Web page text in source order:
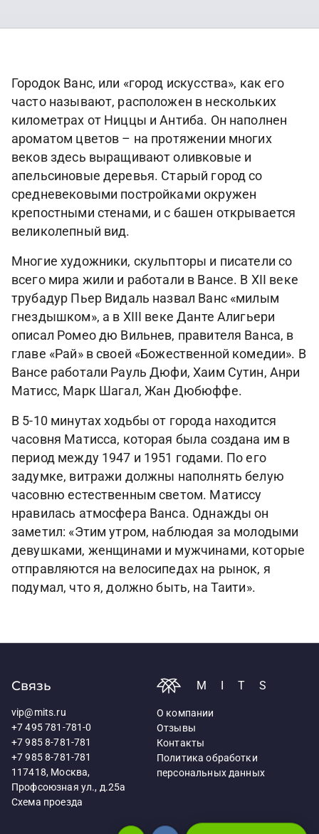
Городок Ванс, или «город искусства», как его
часто называют, расположен в нескольких
километрах от Ниццы и Антиба. Он наполнен
ароматом цветов – на протяжении многих
веков здесь выращивают оливковые и
апельсиновые деревья. Старый город со
средневековыми постройками окружен
крепостными стенами, и с башен открывается
великолепный вид.
Многие художники, скульпторы и писатели со
всего мира жили и работали в Вансе. В XII веке
трубадур Пьер Видаль назвал Ванс «милым
гнездышком», а в XIII веке Данте Алигьери
описал Ромео дю Вильнев, правителя Ванса, в
главе «Рай» в своей «Божественной комедии». В
Вансе работали Рауль Дюфи, Хаим Сутин, Анри
Матисс, Марк Шагал, Жан Дюбюффе.
В 5-10 минутах ходьбы от города находится
часовня Матисса, которая была создана им в
период между 1947 и 1951 годами. По его
задумке, витражи должны наполнять белую
часовню естественным светом. Матиссу
нравилась атмосфера Ванса. Однажды он
заметил: «Этим утром, наблюдая за молодыми
девушками, женщинами и мужчинами, которые
отправляются на велосипедах на рынок, я
подумал, что я, должно быть, на Таити».
Связь
vip@mits.ru
+7 495 781-781-0
+7 985 8-781-781
+7 985 8-781-781
117418, Москва,
Профсоюзная ул., д.25а
Схема проезда
MITS
О компании
Отзывы
Контакты
Политика обработки
персональных данных